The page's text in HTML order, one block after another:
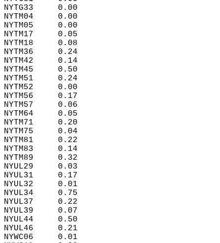
NYTG33     0.00
NYTM04     0.00
NYTM05     0.00
NYTM17     0.05
NYTM18     0.08
NYTM36     0.24
NYTM42     0.14
NYTM45     0.50
NYTM51     0.24
NYTM52     0.00
NYTM56     0.17
NYTM57     0.06
NYTM64     0.05
NYTM71     0.20
NYTM75     0.04
NYTM81     0.22
NYTM83     0.14
NYTM89     0.32
NYUL29     0.03
NYUL31     0.17
NYUL32     0.01
NYUL34     0.75
NYUL37     0.22
NYUL39     0.07
NYUL44     0.50
NYUL46     0.21
NYWC06     0.01